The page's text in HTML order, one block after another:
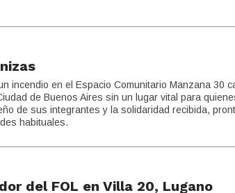
incendio en el Espacio Comunitario Manzana 30
de Buenos Aires sin un lugar vital para
de sus integrantes y la solidaridad recibida,
habituales.
del FOL en Villa 20, Lugano